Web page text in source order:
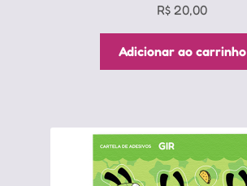
R$ 20,00
Adicionar ao carrinho